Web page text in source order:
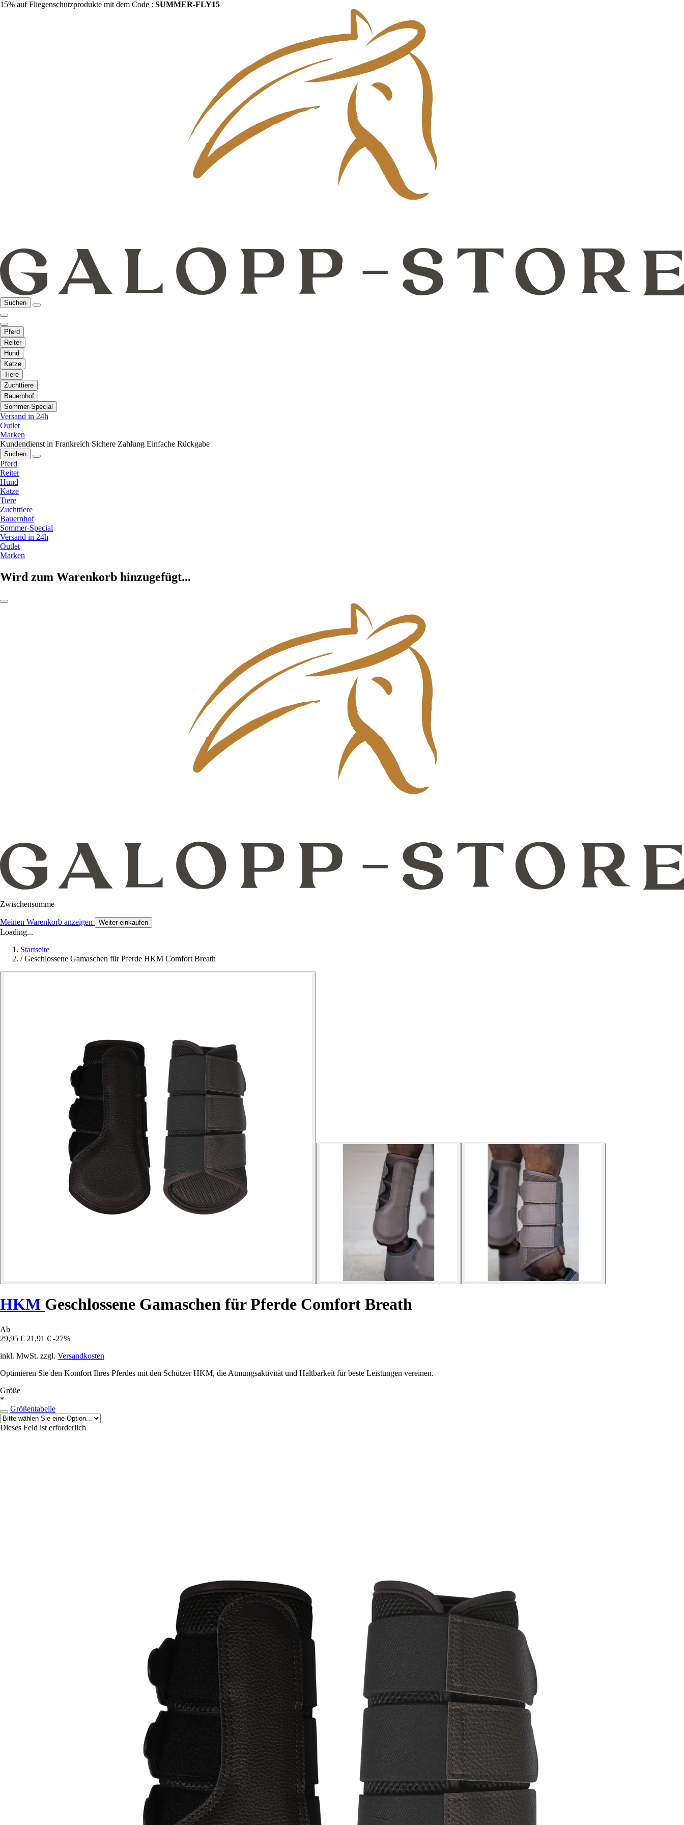
15% auf Fliegenschutzprodukte mit dem Code : SUMMER-FLY15
Suchen
Pferd
Reiter
Hund
Katze
Tiere
Zuchttiere
Bauernhof
Sommer-Special
Versand in 24h
Outlet
Marken
Kundendienst in Frankreich Sichere Zahlung Einfache Rückgabe
Suchen
Pferd
Reiter
Hund
Katze
Tiere
Zuchttiere
Bauernhof
Sommer-Special
Versand in 24h
Outlet
Marken
Wird zum Warenkorb hinzugefügt...
Zwischensumme
Meinen Warenkorb anzeigen Weiter einkaufen
Loading...
Startseite
/ Geschlossene Gamaschen für Pferde HKM Comfort Breath
HKM Geschlossene Gamaschen für Pferde Comfort Breath
Ab
29,95 € 21,91 € -27%
inkl. MwSt. zzgl. Versandkosten
Optimieren Sie den Komfort Ihres Pferdes mit den Schützer HKM, die Atmungsaktivität und Haltbarkeit für beste Leistungen vereinen.
Größe
*
Größentabelle
Dieses Feld ist erforderlich